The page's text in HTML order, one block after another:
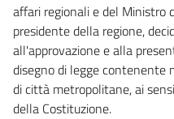
affari regionali e del Ministro
presidente della regione,
all'approvazione e alla
disegno di legge contenente
di città metropolitane, ai
della Costituzione.